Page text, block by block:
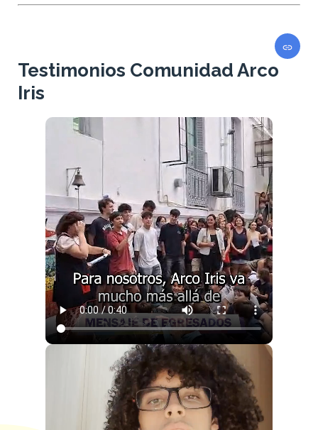
Testimonios Comunidad Arco
Iris